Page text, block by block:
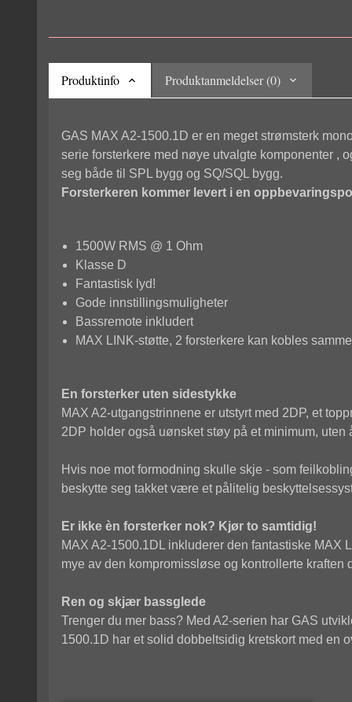
Produktinfo Produktanmeldelser (0)
GAS MAX A2-1500.1D er en meget strømsterk
serie forsterkere med nøye utvalgte komponenter ,
seg både til SPL bygg og SQ/SQL bygg.
Forsterkeren kommer levert i en
1500W RMS @ 1 Ohm
Klasse D
Fantastisk lyd!
Gode innstillingsmuligheter
Bassremote inkludert
MAX LINK-støtte, 2 forsterkere kan kobles
En forsterker uten sidestykke
MAX A2-utgangstrinnene er utstyrt med 2DP, et
2DP holder også uønsket støy på et minimum,
Hvis noe mot formodning skulle skje - som
beskytte seg takket være et pålitelig
Er ikke èn forsterker nok? Kjør to samtidig!
MAX A2-1500.1DL inkluderer den fantastiske MAX
mye av den kompromissløse og kontrollerte kraften
Ren og skjær bassglede
Trenger du mer bass? Med A2-serien har GAS
1500.1D har et solid dobbeltsidig kretskort med en